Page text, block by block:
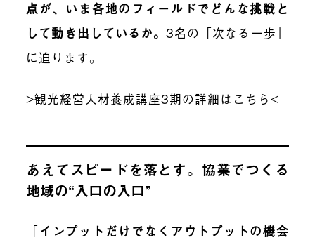
点が、いま各地のフィールドでどんな挑戦と
して動き出しているか。3名の「次なる一歩」
に迫ります。
>観光経営人材養成講座3期の詳細はこちら <
あえてスピードを落とす。協業でつくる
地域の“入口の入口”
「 インプットだけでなくアウトプットの機会